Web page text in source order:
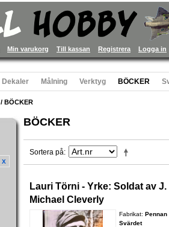
Min varukorg Till kassan Registrera Logga in
Dekaler Målning Verktyg BÖCKER
/ BÖCKER
BÖCKER
Sortera på
Lauri Törni - Yrke: Soldat av J.
Michael Cleverly
Fabrikat:Pennan
Svärdet